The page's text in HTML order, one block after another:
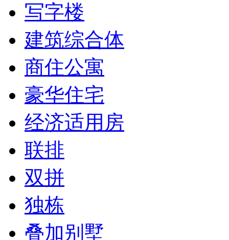
写字楼
建筑综合体
商住公寓
豪华住宅
经济适用房
联排
双拼
独栋
叠加别墅